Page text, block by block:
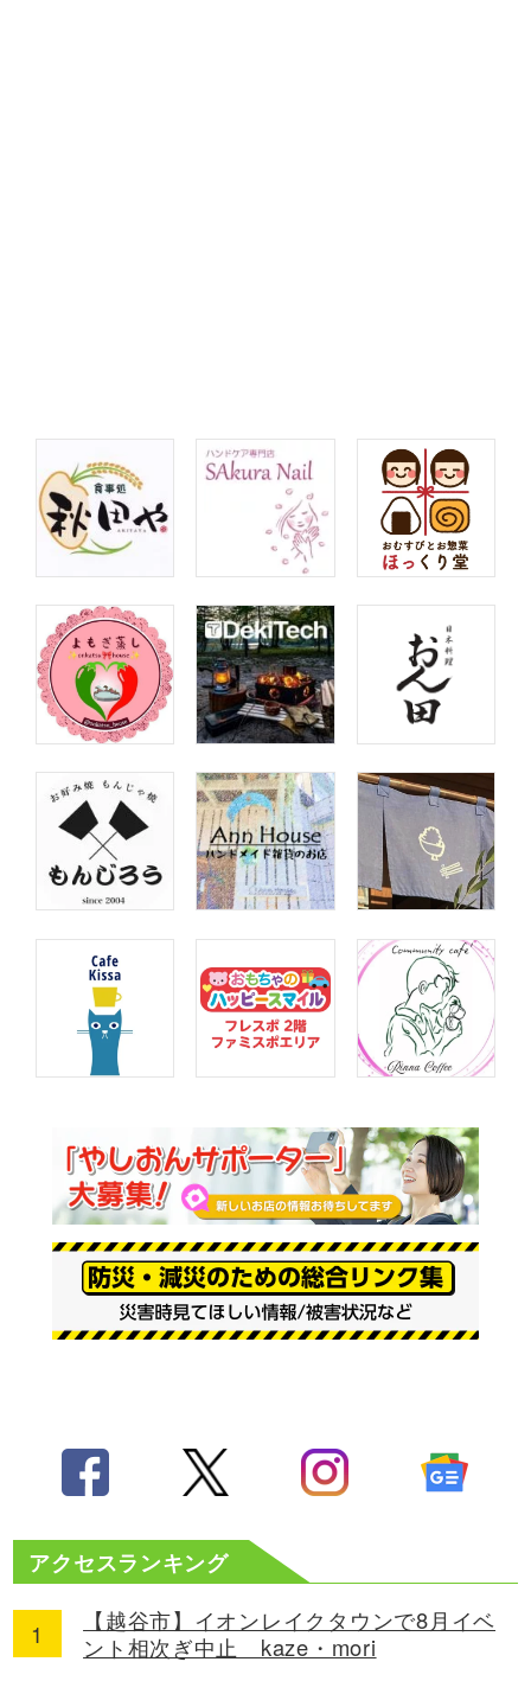
アクセスランキング
【越谷市】イオンレイクタウンで8月イベ
ント相次ぎ中止 kaze・mori